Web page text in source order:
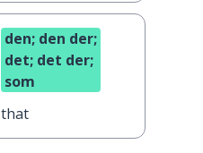
den; den der;
det; det der;
som
that